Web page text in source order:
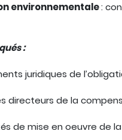
environnementale:
:
juridiques de
directeurs de la
de mise en oeuvre de